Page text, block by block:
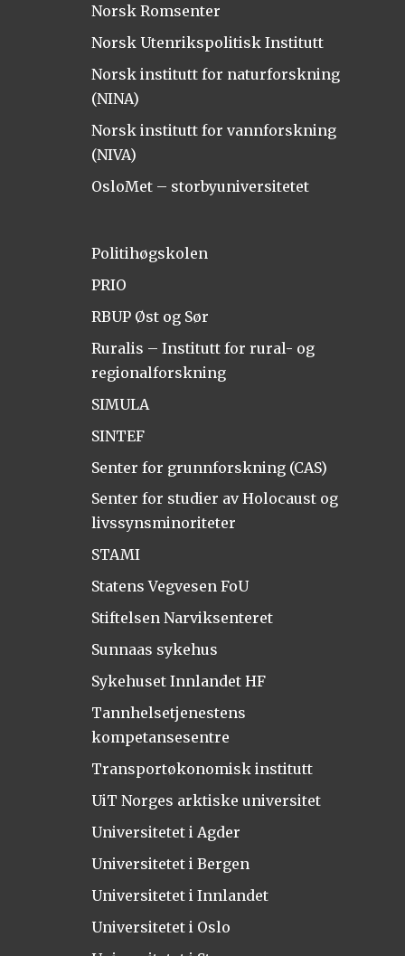
Norsk Romsenter
Norsk Utenrikspolitisk Institutt
Norsk institutt for naturforskning
(NINA)
Norsk institutt for vannforskning
(NIVA)
OsloMet – storbyuniversitetet
Politihøgskolen
PRIO
RBUP Øst og Sør
Ruralis – Institutt for rural- og
regionalforskning
SIMULA
SINTEF
Senter for grunnforskning (CAS)
Senter for studier av Holocaust og
livssynsminoriteter
STAMI
Statens Vegvesen FoU
Stiftelsen Narviksenteret
Sunnaas sykehus
Sykehuset Innlandet HF
Tannhelsetjenestens
kompetansesentre
Transportøkonomisk institutt
UiT Norges arktiske universitet
Universitetet i Agder
Universitetet i Bergen
Universitetet i Innlandet
Universitetet i Oslo